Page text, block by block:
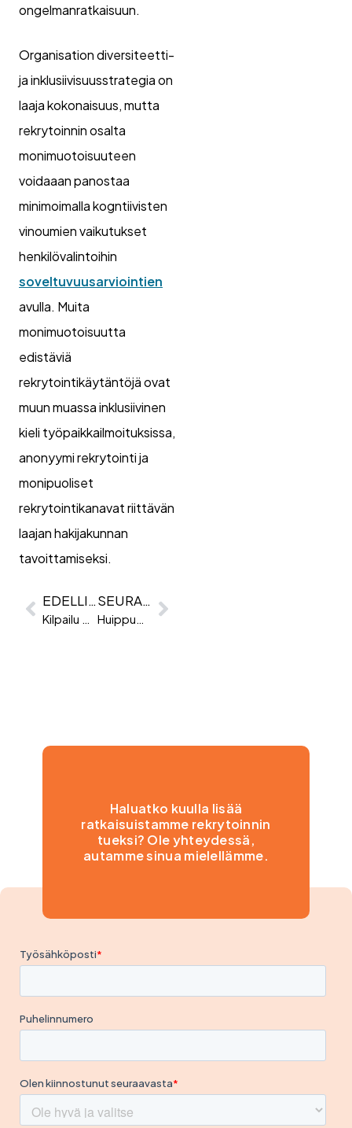
ongelmanratkaisuun.
Organisation diversiteetti-
ja inklusiivisuusstrategia on
laaja kokonaisuus, mutta
rekrytoinnin osalta
monimuotoisuuteen
voidaaan panostaa
minimoimalla kogntiivisten
vinoumien vaikutukset
henkilövalintoihin
soveltuvuusarviointien
avulla. Muita
monimuotoisuutta
edistäviä
rekrytointikäytäntöjä ovat
muun muassa inklusiivinen
kieli työpaikkailmoituksissa,
anonyymi rekrytointi ja
monipuoliset
rekrytointikanavat riittävän
laajan hakijakunnan
tavoittamiseksi.
EDELLINEN SEURAAVA
Haluatko kuulla lisää
ratkaisuistamme rekrytoinnin
tueksi? Ole yhteydessä,
autamme sinua mielellämme.